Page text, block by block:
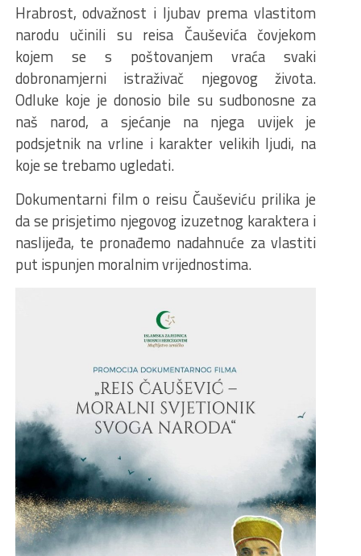
Hrabrost, odvažnost i ljubav prema vlastitom
narodu učinili su reisa Čauševića čovjekom
kojem se s poštovanjem vraća svaki
dobronamjerni istraživač njegovog života.
Odluke koje je donosio bile su sudbonosne za
naš narod, a sjećanje na njega uvijek je
podsjetnik na vrline i karakter velikih ljudi, na
koje se trebamo ugledati.
Dokumentarni film o reisu Čauševiću prilika je
da se prisjetimo njegovog izuzetnog karaktera i
naslijeđa, te pronađemo nadahnuće za vlastiti
put ispunjen moralnim vrijednostima.